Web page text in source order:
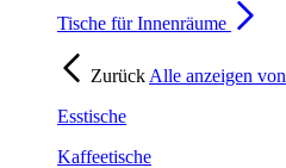
Tische für Innenräume
Zurück Alle anzeigen von
Esstische
Kaffeetische